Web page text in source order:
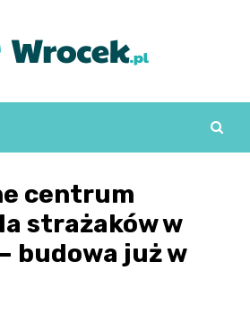
centrum
strażaków w
budowa już w